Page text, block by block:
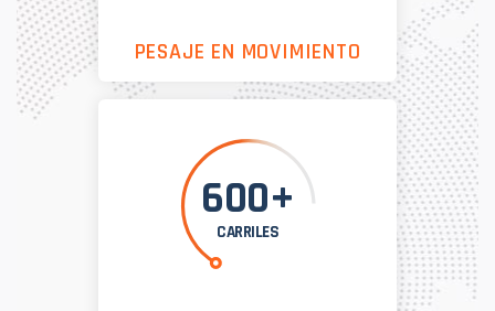
PESAJE EN MOVIMIENTO
600+
CARRILES